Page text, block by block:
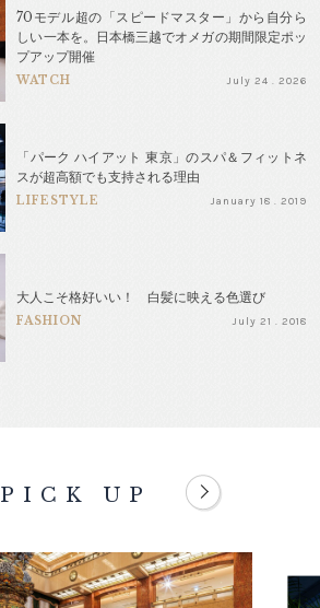
70モデル超の「スピードマスター」から自分ら
しい一本を。日本橋三越でオメガの期間限定ポッ
プアップ開催
WATCH July 24 . 2026
「パーク ハイアット 東京」のスパ＆フィットネ
スが超高額でも支持される理由
LIFESTYLE January 18 . 2019
大人こそ格好いい！ 白髪に映える色選び
FASHION July 21 . 2018
PICK UP